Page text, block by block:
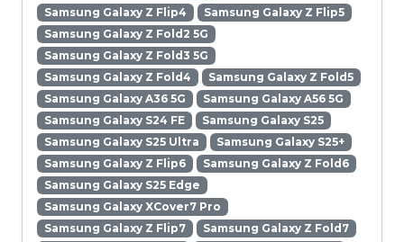
Samsung Galaxy Z Flip4
Samsung Galaxy Z Flip5
Samsung Galaxy Z Fold2 5G
Samsung Galaxy Z Fold3 5G
Samsung Galaxy Z Fold4
Samsung Galaxy Z Fold5
Samsung Galaxy A36 5G
Samsung Galaxy A56 5G
Samsung Galaxy S24 FE
Samsung Galaxy S25
Samsung Galaxy S25 Ultra
Samsung Galaxy S25+
Samsung Galaxy Z Flip6
Samsung Galaxy Z Fold6
Samsung Galaxy S25 Edge
Samsung Galaxy XCover7 Pro
Samsung Galaxy Z Flip7
Samsung Galaxy Z Fold7